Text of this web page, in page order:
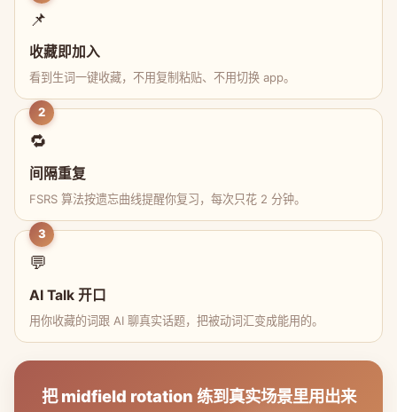
📌
收藏即加入
看到生词一键收藏，不用复制粘贴、不用切换 app。
2
🔁
间隔重复
FSRS 算法按遗忘曲线提醒你复习，每次只花 2 分钟。
3
💬
AI Talk 开口
用你收藏的词跟 AI 聊真实话题，把被动词汇变成能用的。
把 midfield rotation 练到真实场景里用出来